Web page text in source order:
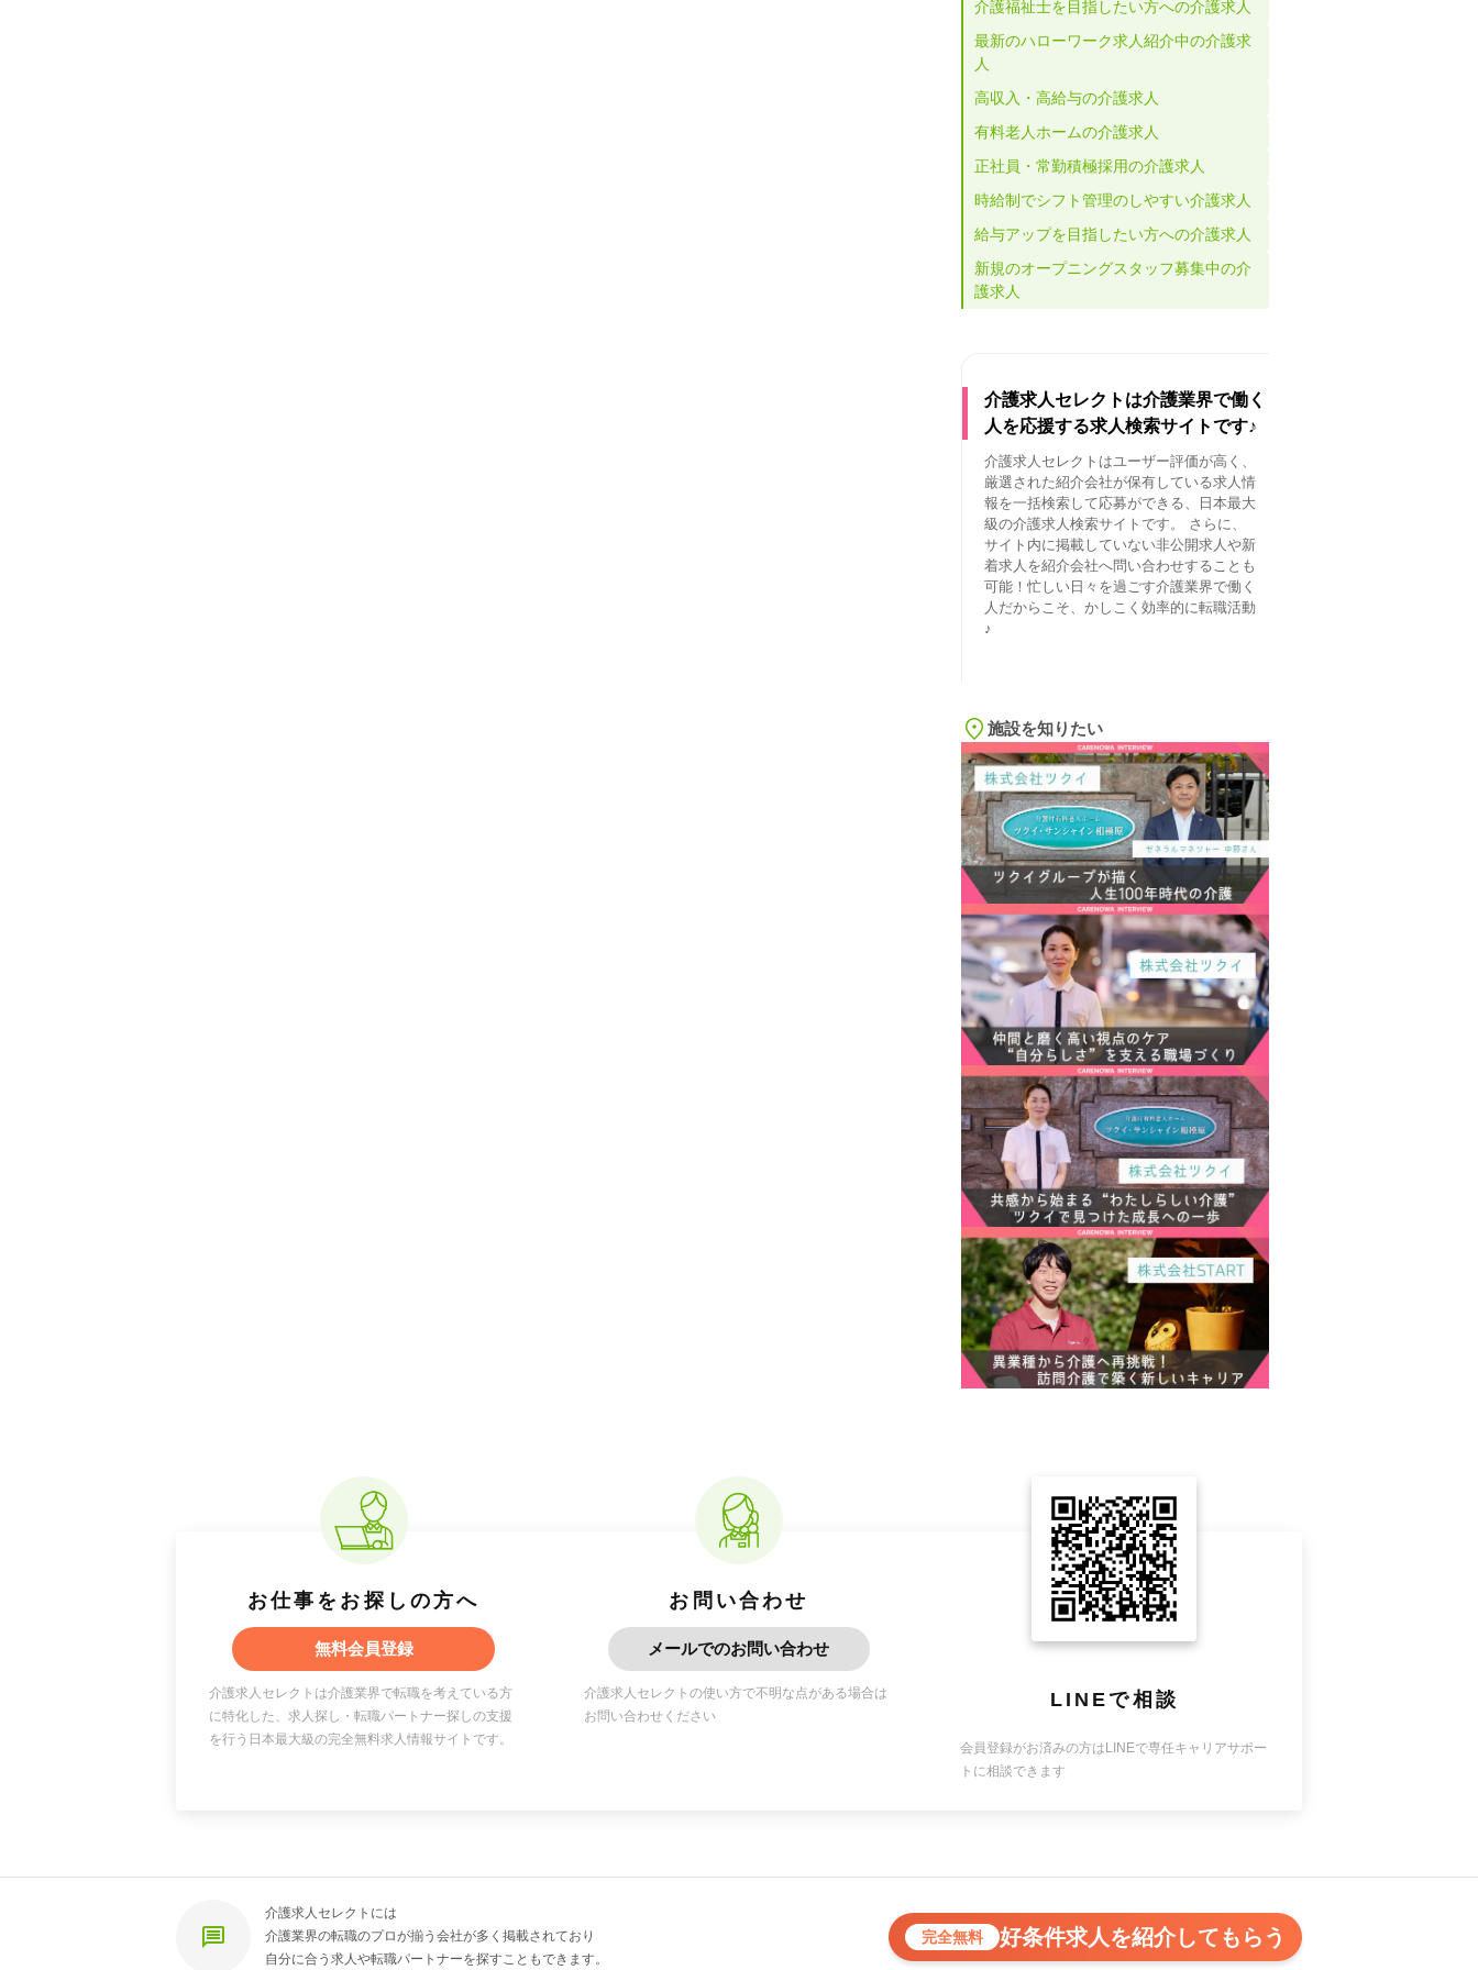
介護福祉士を目指したい方への介護求人
最新のハローワーク求人紹介中の介護求
人
高収入・高給与の介護求人
有料老人ホームの介護求人
正社員・常勤積極採用の介護求人
時給制でシフト管理のしやすい介護求人
給与アップを目指したい方への介護求人
新規のオープニングスタッフ募集中の介
護求人
介護求人セレクトは介護業界で働く
人を応援する求人検索サイトです♪
介護求人セレクトはユーザー評価が高く、
厳選された紹介会社が保有している求人情
報を一括検索して応募ができる、日本最大
級の介護求人検索サイトです。 さらに、
サイト内に掲載していない非公開求人や新
着求人を紹介会社へ問い合わせすることも
可能！忙しい日々を過ごす介護業界で働く
人だからこそ、かしこく効率的に転職活動
♪
施設を知りたい
お仕事をお探しの方へ
無料会員登録
介護求人セレクトは介護業界で転職を考えている方
に特化した、求人探し・転職パートナー探しの支援
を行う日本最大級の完全無料求人情報サイトです。
お問い合わせ
メールでのお問い合わせ
介護求人セレクトの使い方で不明な点がある場合は
お問い合わせください
LINEで相談
会員登録がお済みの方はLINEで専任キャリアサポー
トに相談できます
介護求人セレクトには
介護業界の転職のプロが揃う会社が多く掲載されており
自分に合う求人や転職パートナーを探すこともできます。
完全無料 好条件求人を紹介してもらう